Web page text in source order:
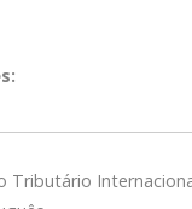
Tributário